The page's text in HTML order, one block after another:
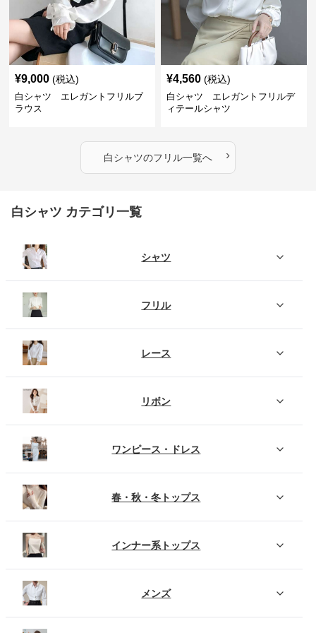
¥9,000 (税込)
白シャツ エレガントフリルブ
ラウス
¥4,560 (税込)
白シャツ エレガントフリルデ
ィテールシャツ
白シャツのフリル一覧へ ›
白シャツ カテゴリ一覧
シャツ
フリル
レース
リボン
ワンピース・ドレス
春・秋・冬トップス
インナー系トップス
メンズ